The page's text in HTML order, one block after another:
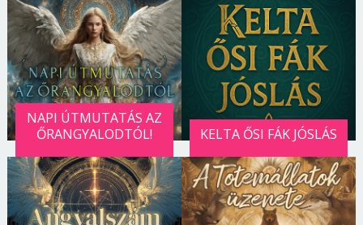
NAPI ÚTMUTATÁS AZ
ŐRANGYALODTÓL!
KELTA ŐSI FÁK JÓSLÁS